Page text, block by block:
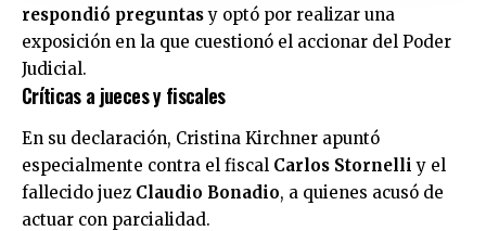
respondió preguntasy optó por realizar una
exposición en la que cuestionó el accionar del Poder
Judicial.
Críticas a jueces y fiscales
En su declaración, Cristina Kirchner apuntó
especialmente contra el fiscal Carlos Stornelli y el
fallecido juez Claudio Bonadio, a quienes acusó de
actuar con parcialidad.